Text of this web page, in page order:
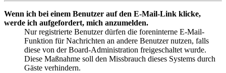
Wenn ich bei einem Benutzer auf den E-Mail-Link klicke,
werde ich aufgefordert, mich anzumelden.
Nur registrierte Benutzer dürfen die foreninterne E-Mail-
Funktion für Nachrichten an andere Benutzer nutzen, falls
diese von der Board-Administration freigeschaltet wurde.
Diese Maßnahme soll den Missbrauch dieses Systems durch
Gäste verhindern.